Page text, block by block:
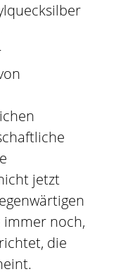
jetzt
immer noch,
die